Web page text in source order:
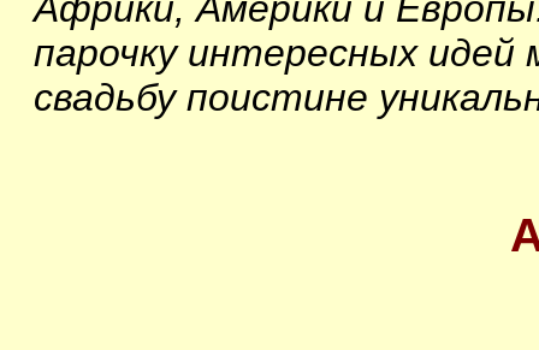
парочку интересных
свадьбу поистине